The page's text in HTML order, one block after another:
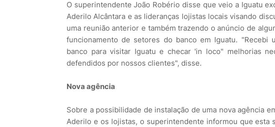
O superintendente João Robério disse que veio a Iguatu
Aderilo Alcântara e as lideranças lojistas locais visando
uma reunião anterior e também trazendo o anúncio de
funcionamento de setores do banco em Iguatu. "Recebi
banco para visitar Iguatu e checar 'in loco" melhorias
defendidos por nossos clientes", disse.
Nova agência
Sobre a possibilidade de instalação de uma nova agência
Aderilo e os lojistas, o superintendente informou que esta